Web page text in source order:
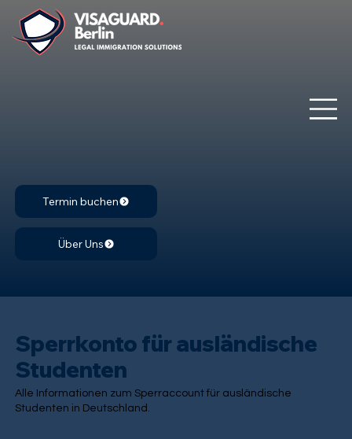
Termin buchen
Über Uns
Sperrkonto für ausländische
Studenten
Alle Informationen zum Sperraccount für ausländische
Studenten in Deutschland.